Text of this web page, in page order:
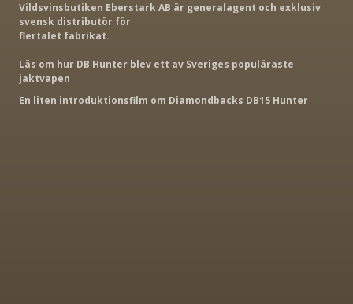
Vildsvinsbutiken Eberstark AB är generalagent och exklusiv
svensk distributör för
flertalet fabrikat.
Läs om hur DB Hunter blev ett av Sveriges populäraste
jaktvapen
En liten introduktionsfilm om Diamondbacks DB15 Hunter